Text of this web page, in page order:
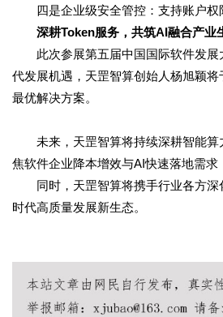
四是企业级安全管控：支持账户
深耕Token服务，共筑AI融合产业
此次参展第五届中国国际软件发
代发展机遇，天罡智算创始人杨旭颖
最优解决方案。
未来，天罡智算将持续深耕智能
焦软件企业降本增效与AI快速落地需
同时，天罡智算将携手行业各方
时代高质量发展新生态。